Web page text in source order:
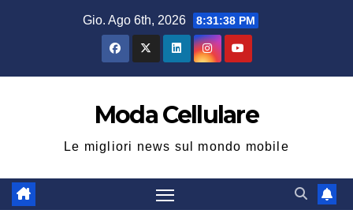
Gio. Ago 6th, 2026 8:31:38 PM
Moda Cellulare
Le migliori news sul mondo mobile